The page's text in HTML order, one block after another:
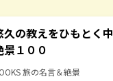
久の教えをひもとく
景１００
旅の名言＆絶景